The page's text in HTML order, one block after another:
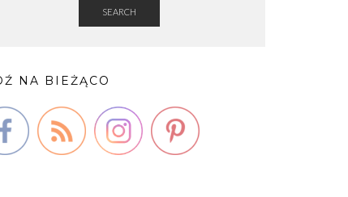
SEARCH
NA BIEŻĄCO